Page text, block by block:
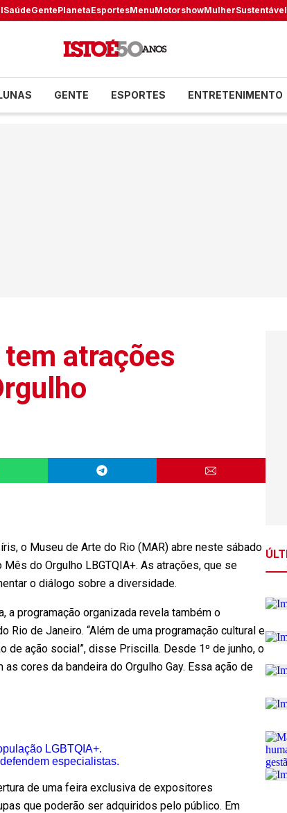
SaúdeGentePlanetaEsportesMenuMotorshowMulherSustentável
GENTE ESPORTES ENTRETENIMENTO
atrações
o Museu de Arte do Rio (MAR) abre neste sábado
do Orgulho LBGTQIA+. As atrações, que se
o diálogo sobre a diversidade.
a programação organizada revela também o
de Janeiro. “Além de uma programação cultural e
de ação social”, disse Priscilla. Desde 1º de junho, o
cores da bandeira do Orgulho Gay. Essa ação de
LGBTQIA+.
especialistas.
de uma feira exclusiva de expositores
que poderão ser adquiridos pelo público. Em